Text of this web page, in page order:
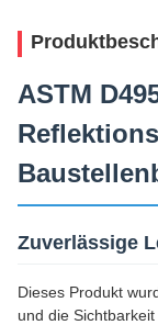
ASTM
Zuverlässige
Dieses Produkt
und die